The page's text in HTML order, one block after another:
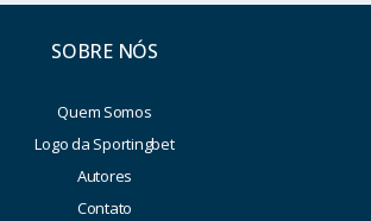
SOBRE NÓS
Quem Somos
Logo da Sportingbet
Autores
Contato